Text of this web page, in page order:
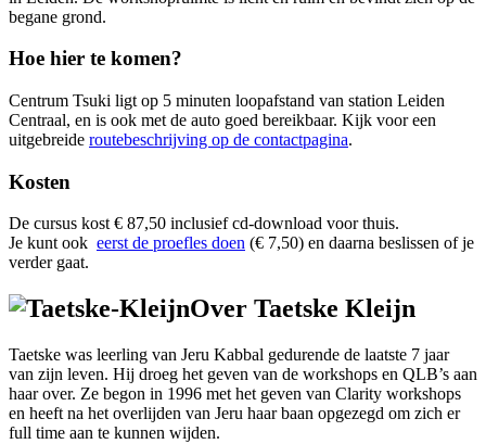
begane grond.
Hoe hier te komen?
Centrum Tsuki ligt op 5 minuten loopafstand van station Leiden
Centraal, en is ook met de auto goed bereikbaar. Kijk voor een
uitgebreide routebeschrijving op de contactpagina.
Kosten
De cursus kost € 87,50 inclusief cd-download voor thuis.
Je kunt ook eerst de proefles doen (€ 7,50) en daarna beslissen of je
verder gaat.
Over Taetske Kleijn
Taetske was leerling van Jeru Kabbal gedurende de laatste 7 jaar
van zijn leven. Hij droeg het geven van de workshops en QLB’s aan
haar over. Ze begon in 1996 met het geven van Clarity workshops
en heeft na het overlijden van Jeru haar baan opgezegd om zich er
full time aan te kunnen wijden.